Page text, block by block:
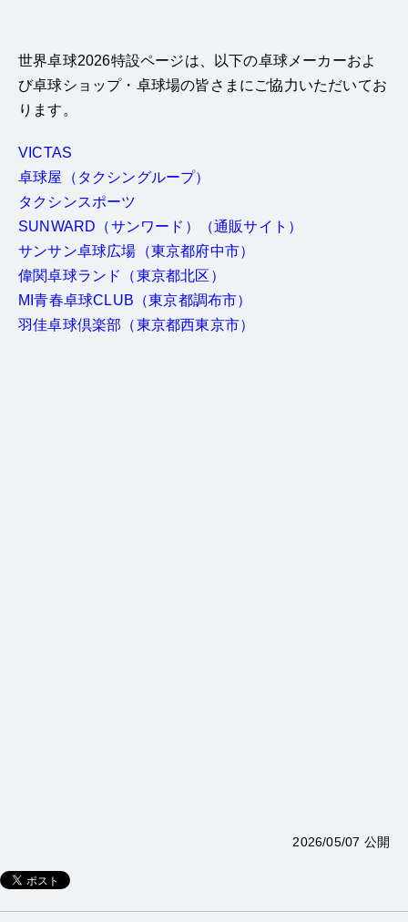
世界卓球2026特設ページは、以下の卓球メーカーおよ
び卓球ショップ・卓球場の皆さまにご協力いただいてお
ります。
VICTAS
卓球屋（タクシングループ）
タクシンスポーツ
SUNWARD（サンワード）
（通販サイト）
サンサン卓球広場（東京都府中市）
偉関卓球ランド（東京都北区）
MI青春卓球CLUB（東京都調布市）
羽佳卓球倶楽部（東京都西東京市）
2026/05/07 公開